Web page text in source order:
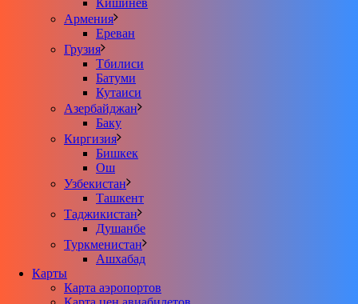
Кишинёв
Армения
Ереван
Грузия
Тбилиси
Батуми
Кутаиси
Азербайджан
Баку
Киргизия
Бишкек
Ош
Узбекистан
Ташкент
Таджикистан
Душанбе
Туркменистан
Ашхабад
Карты
Карта аэропортов